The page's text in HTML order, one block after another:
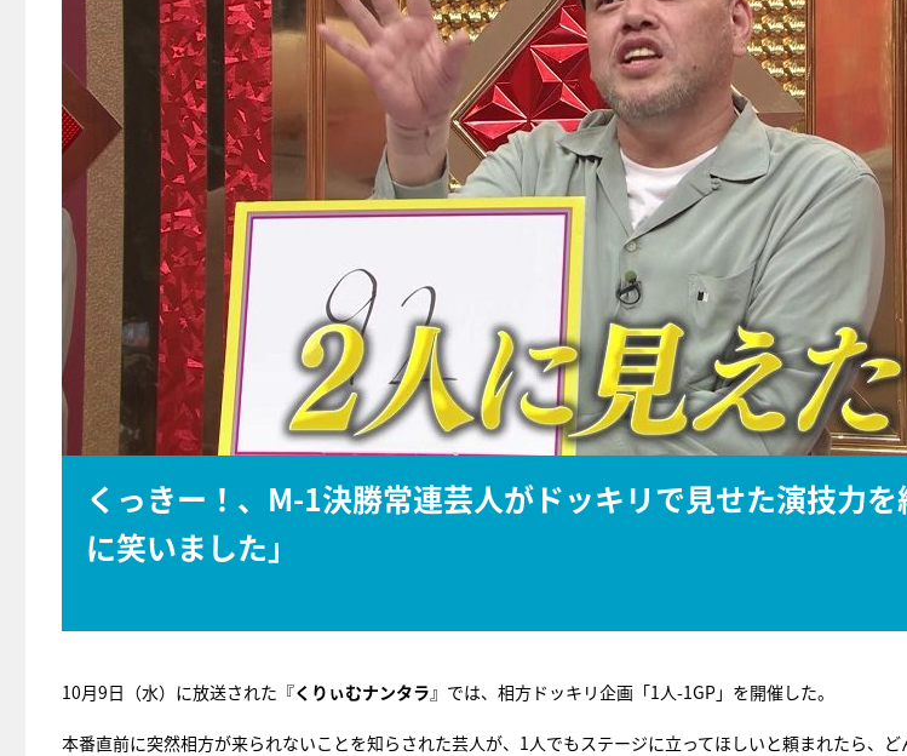
くっきー！、M-1決勝常連芸人がドッキリで見せた演技力
に笑いました」
10月9日（水）に放送された『くりぃむナンタラ』では、相方ドッキリ企画「1人-1GP」を開催した。
本番直前に突然相方が来られないことを知らされた芸人が、1人でもステージに立ってほしいと頼まれたら、ど
『
E
ビ